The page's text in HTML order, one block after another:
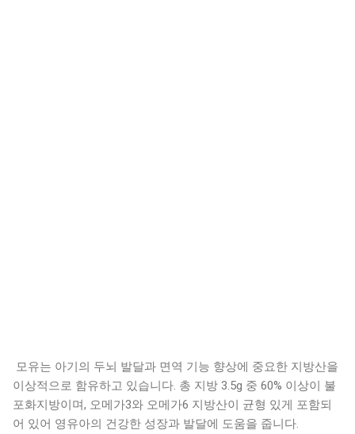
모유는 아기의 두뇌 발달과 면역 기능 향상에 중요한 지방산을
이상적으로 함유하고 있습니다. 총 지방 3.5g 중 60% 이상이 불
포화지방이며, 오메가3와 오메가6 지방산이 균형 있게 포함되
어 있어 영유아의 건강한 성장과 발달에 도움을 줍니다.